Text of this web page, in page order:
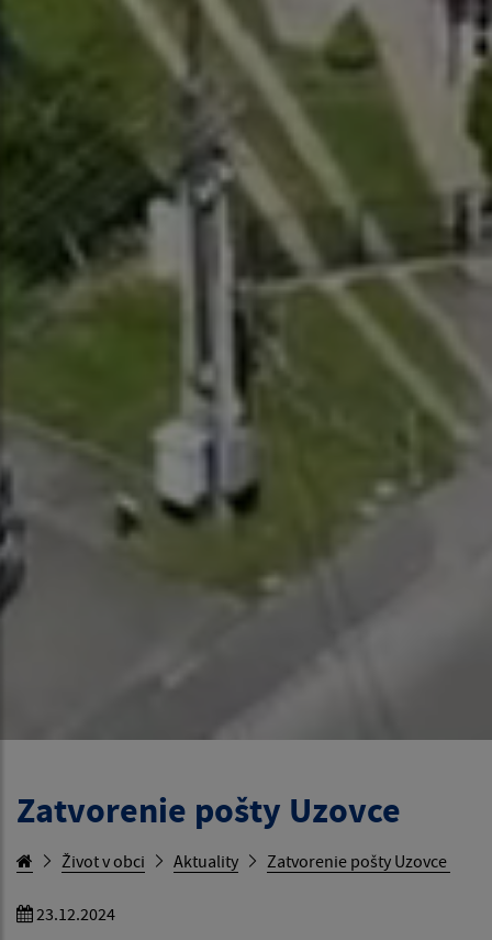
Zatvorenie pošty Uzovce
Život v obci Aktuality Zatvorenie pošty Uzovce
23.12.2024